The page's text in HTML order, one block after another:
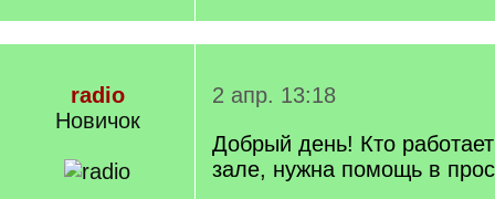
radio
Новичок
2 апр. 13:18
Добрый день! Кто
зале, нужна помощь в